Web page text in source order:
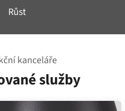
Růst
kanceláře
služby